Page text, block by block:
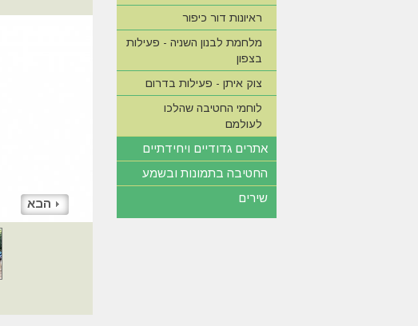
הבא
ראיונות דור כיפור
מלחמת לבנון השניה - פעילות
בצפון
צוק איתן - פעילות בדרום
לוחמי החטיבה שהלכו
לעולמם
אתרים גדודיים ויחידתיים
החטיבה בתמונות ובשמע
שירים